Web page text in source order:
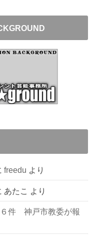
freedu より
あたこ より
件 神戸市教委が報